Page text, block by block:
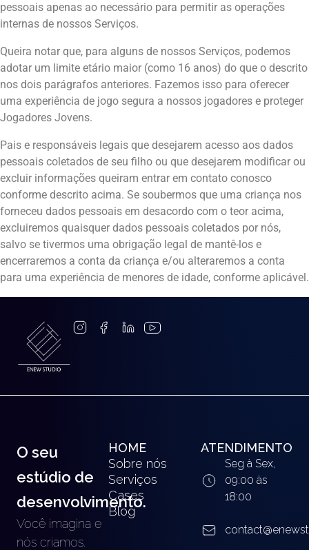
pessoais apenas ao necessário para permitir as operações
internas de nossos Serviços.
Queira notar que, para alguns de nossos Serviços, podemos
adotar um limite etário maior (como 16 anos) do que o descrito
nos dois parágrafos anteriores. Fazemos isso para oferecer
uma experiência de jogo segura a nossos jogadores e proteger
Jogadores Jovens.
Pais e responsáveis legais que desejarem acesso aos dados
pessoais coletados de seu filho ou que desejarem modificar ou
excluir informações queiram entrar em contato conosco
conforme descrito acima. Se soubermos que uma criança nos
forneceu dados pessoais em desacordo com o teor acima,
excluiremos quaisquer dados pessoais coletados por nós,
salvo se tivermos uma obrigação legal de mantê-los e
encerraremos a conta da criança e/ou alteraremos a conta
para uma experiência de menores de idade, conforme aplicável.
O seu
estúdio de
desenvolvimento.
Você imagina e
nós criamos.
HOME
Sobre nós
Serviços
Cases
Blog
ATENDIMENTO
Seg à Sex,
09:00 às
18:00